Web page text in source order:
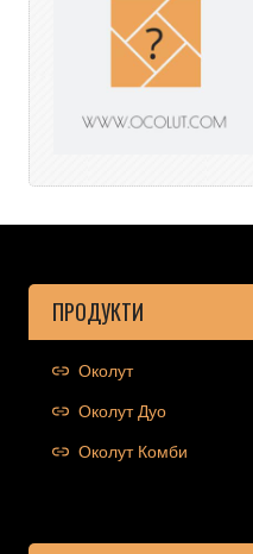
ПРОДУКТИ
Околут
Околут Дуо
Околут Комби